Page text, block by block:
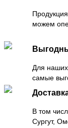
можем
Для наших
самые
В том
Сургут,